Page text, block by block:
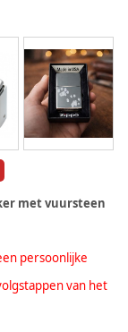
met vuursteen
persoonlijke
van het